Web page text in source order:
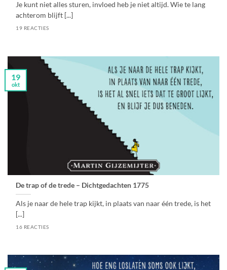
Je kunt niet alles sturen, invloed heb je niet altijd. Wie te lang
achterom blijft [...]
19 REACTIES
De trap of de trede – Dichtgedachten 1775
Als je naar de hele trap kijkt, in plaats van naar één trede, is het
[...]
16 REACTIES
19
okt